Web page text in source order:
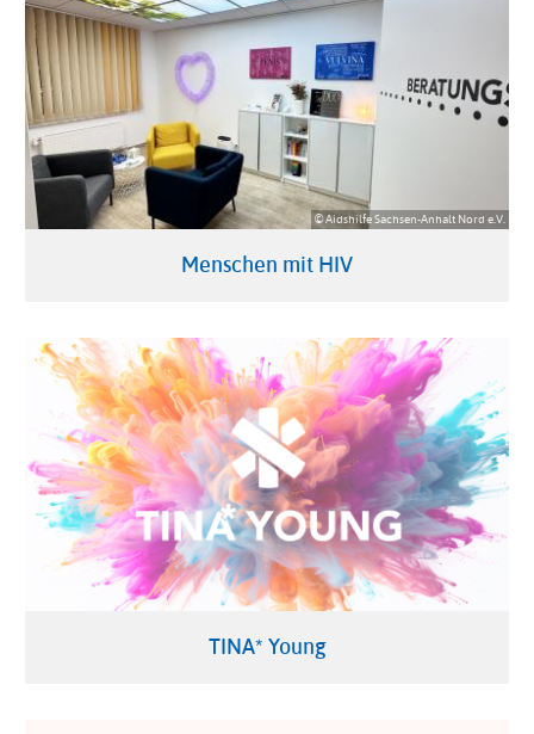
© Aidshilfe Sachsen-Anhalt Nord e.V.
Menschen mit HIV
TINA* Young